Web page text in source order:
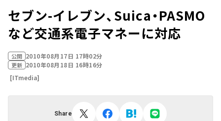
セブン-イレブン、Suica・PASMO
など交通系電子マネーに対応
公開 2010年08月17日 17時02分
更新 2010年08月18日 16時16分
[ITmedia]
Share